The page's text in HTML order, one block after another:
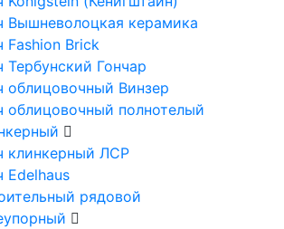
Вышневолоцкая керамика
Fashion Brick
Тербунский Гончар
облицовочный Винзер
облицовочный полнотелый
клинкерный ЛСР
Edelhaus
рядовой